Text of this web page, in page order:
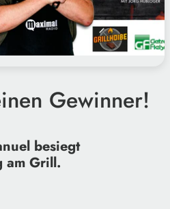
Gewinner!
besiegt
am Grill.